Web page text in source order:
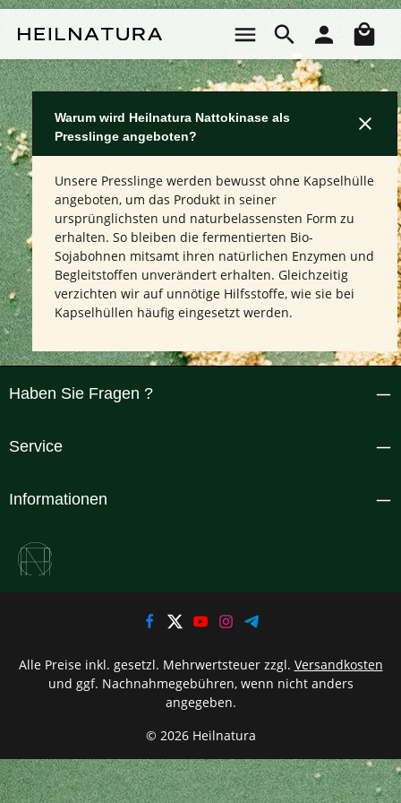
Warum wird Heilnatura Nattokinase als
Presslinge angeboten?
Unsere Presslinge werden bewusst ohne Kapselhülle
angeboten, um das Produkt in seiner
ursprünglichsten und naturbelassensten Form zu
erhalten. So bleiben die fermentierten Bio-
Sojabohnen mitsamt ihren natürlichen Enzymen und
Begleitstoffen unverändert erhalten. Gleichzeitig
verzichten wir auf unnötige Hilfsstoffe, wie sie bei
Kapselhüllen häufig eingesetzt werden.
Haben Sie Fragen ?
Service
Informationen
© 2026 Heilnatura
Alle Preise inkl. gesetzl. Mehrwertsteuer zzgl. Versandkosten
und ggf. Nachnahmegebühren, wenn nicht anders
angegeben.